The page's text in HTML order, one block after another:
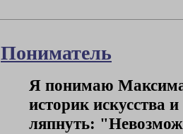
Пониматель
Я понимаю Максима
историк искусства
ляпнуть: